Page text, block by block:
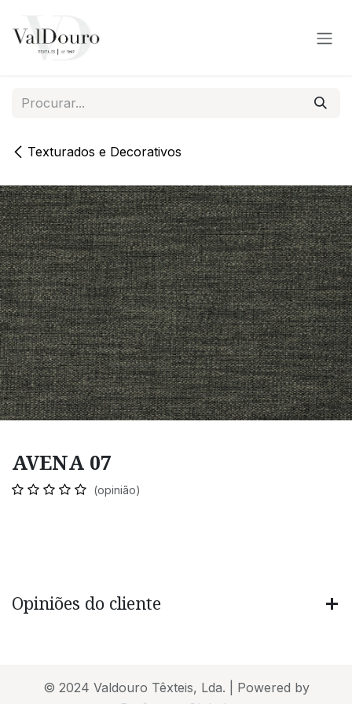
Texturados e Decorativos
AVENA 07
(opinião)
Opiniões do cliente
© 2024 Valdouro Têxteis, Lda. | Powered by